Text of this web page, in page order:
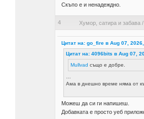
Скъпо е и ненадеждно.
4 Хумор, сатира и забава /
Цитат на: go_fire в Aug 07,
Цитат на: 4096bits в Aug 07,
Mullvad също е добре.
…
Ама в днешно време няма от
Можеш да си ги напишеш.
Добавката е просто уеб